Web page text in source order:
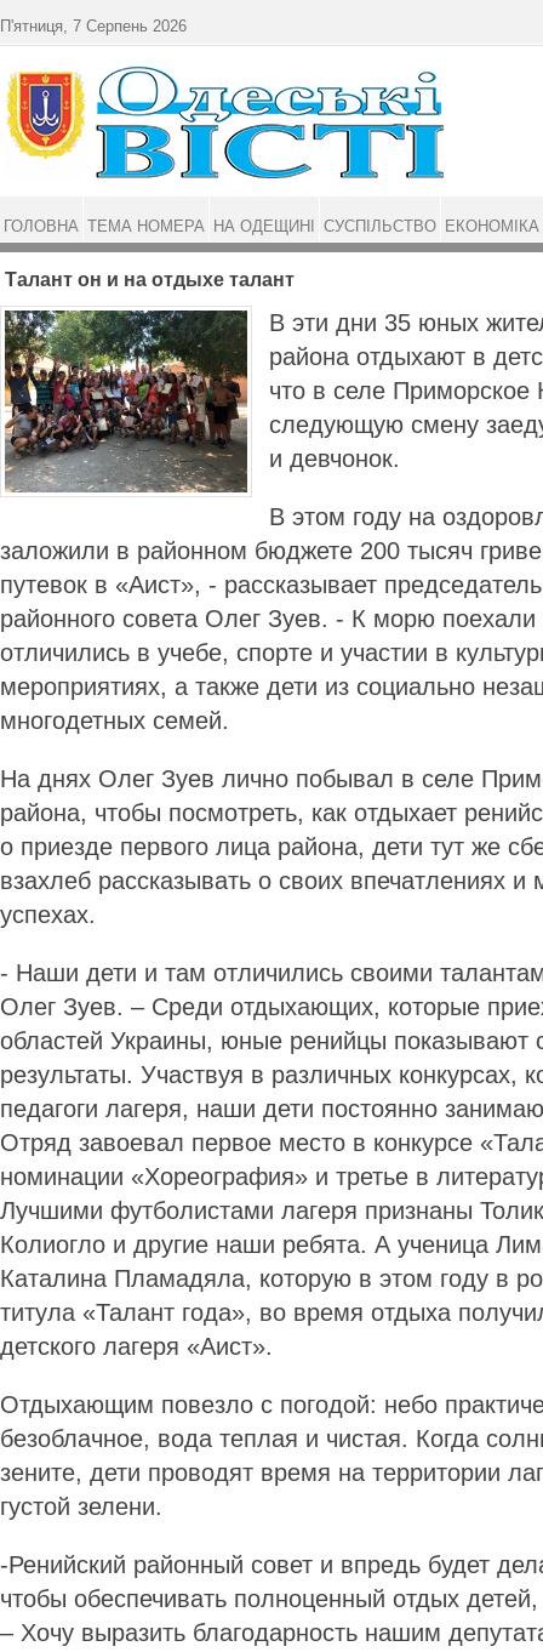
Талант он и на отдыхе талант
В эти дни 35 юных
района отдыхают в
что в селе Приморское
следующую смену
и девчонок.
В этом году на
заложили в районном бюджете 200 тысяч
путевок в «Аист», - рассказывает
районного совета Олег Зуев. - К морю поехали
отличились в учебе, спорте и участии в
мероприятиях, а также дети из социально
многодетных семей.
На днях Олег Зуев лично побывал в селе
района, чтобы посмотреть, как отдыхает
о приезде первого лица района, дети тут же
взахлеб рассказывать о своих впечатлениях и
успехах.
- Наши дети и там отличились своими
Олег Зуев. – Среди отдыхающих, которые
областей Украины, юные ренийцы показывают
результаты. Участвуя в различных конкурсах,
педагоги лагеря, наши дети постоянно
Отряд завоевал первое место в конкурсе
номинации «Хореография» и третье в
Лучшими футболистами лагеря признаны
Колиогло и другие наши ребята. А ученица
Каталина Пламадяла, которую в этом году в
титула «Талант года», во время отдыха
детского лагеря «Аист».
Отдыхающим повезло с погодой: небо
безоблачное, вода теплая и чистая. Когда
зените, дети проводят время на территории
густой зелени.
-Ренийский районный совет и впредь будет
чтобы обеспечивать полноценный отдых
– Хочу выразить благодарность нашим
П'ятниця, 7 Серпень 2026
ГОЛОВНА ТЕМА НОМЕРА НА ОДЕЩИНІ СУСПІЛЬСТВО ЕКОНОМІКА